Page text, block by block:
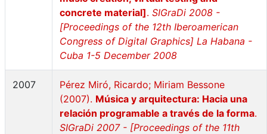
concrete material]. SIGraDi 2008 -
[Proceedings of the 12th Iberoamerican
Congress of Digital Graphics] La Habana -
Cuba 1-5 December 2008
2007
Pérez Miró, Ricardo; Miriam Bessone
(2007). Música y arquitectura: Hacia una
relación programable a través de la forma.
SIGraDi 2007 - [Proceedings of the 11th